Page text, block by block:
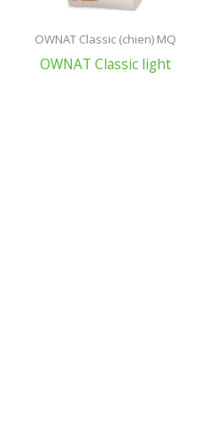
OWNAT Classic (chien) MQ
OWNAT Classic light